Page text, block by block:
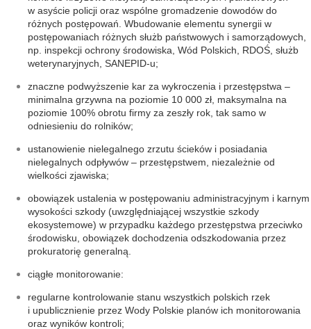
w asyście policji oraz wspólne gromadzenie dowodów do
różnych postępowań. Wbudowanie elementu synergii w
postępowaniach różnych służb państwowych i samorządowych,
np. inspekcji ochrony środowiska, Wód Polskich, RDOŚ, służb
weterynaryjnych, SANEPID-u;
znaczne podwyższenie kar za wykroczenia i przestępstwa –
minimalna grzywna na poziomie 10 000 zł, maksymalna na
poziomie 100% obrotu firmy za zeszły rok, tak samo w
odniesieniu do rolników;
ustanowienie nielegalnego zrzutu ścieków i posiadania
nielegalnych odpływów – przestępstwem, niezależnie od
wielkości zjawiska;
obowiązek ustalenia w postępowaniu administracyjnym i karnym
wysokości szkody (uwzględniającej wszystkie szkody
ekosystemowe) w przypadku każdego przestępstwa przeciwko
środowisku, obowiązek dochodzenia odszkodowania przez
prokuratorię generalną.
ciągłe monitorowanie:
regularne kontrolowanie stanu wszystkich polskich rzek
i upublicznienie przez Wody Polskie planów ich monitorowania
oraz wyników kontroli;